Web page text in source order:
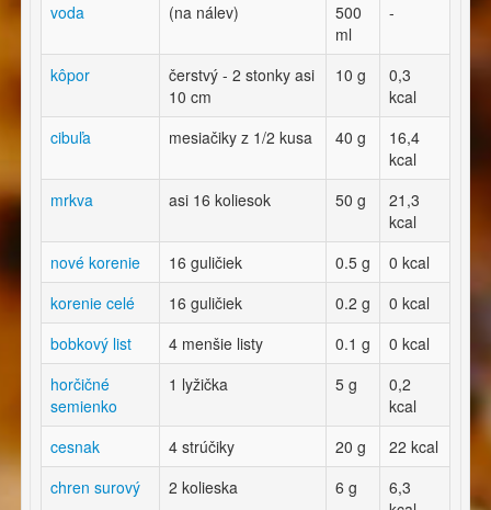
voda
(na nálev)
500
ml
-
kôpor
čerstvý - 2 stonky asi
10 cm
10 g
0,3
kcal
cibuľa
mesiačiky z 1/2 kusa 40 g
16,4
kcal
mrkva
asi 16 koliesok 50 g
21,3
kcal
nové korenie
16 guličiek 0.5 g
0 kcal
korenie celé
16 guličiek 0.2 g
0 kcal
bobkový list
4 menšie listy 0.1 g
0 kcal
horčičné
semienko
1 lyžička 5 g
0,2
kcal
cesnak
4 strúčiky 20 g
22 kcal
chren surový
2 kolieska 6 g
6,3